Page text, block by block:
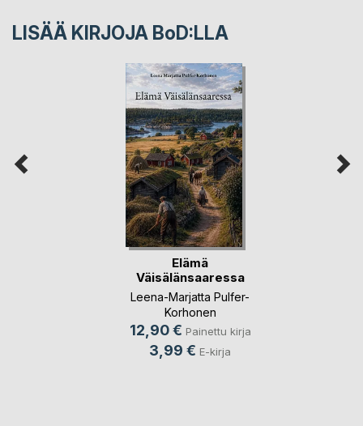
LISÄÄ KIRJOJA BoD:LLA
Elämä
Väisälänsaaressa
Leena-Marjatta Pulfer-
Korhonen
12,90 € Painettu kirja
3,99 € E-kirja